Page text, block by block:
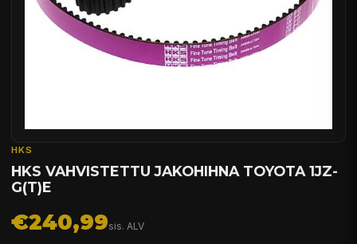
HKS
HKS VAHVISTETTU JAKOHIHNA TOYOTA 1JZ-
G(T)E
€240,99sis. ALV